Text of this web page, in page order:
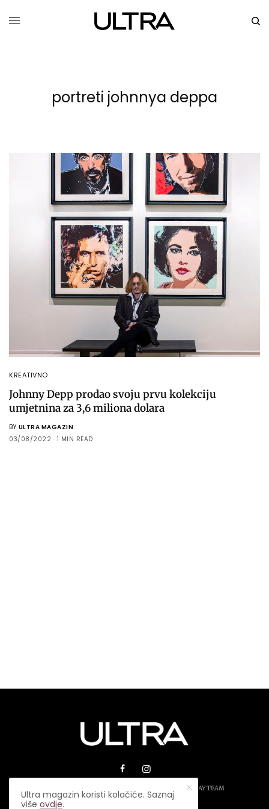
portreti johnnya deppa
KREATIVNO
Johnny Depp prodao svoju prvu kolekciju
umjetnina za 3,6 miliona dolara
BY ULTRA MAGAZIN
03/08/2022
1 MIN READ
© 2026 ULTRA MAGAZIN. SVA PRAVA ZADRŽANA.PLAY TEAM
Ultra magazin koristi kolačiće. Saznaj
višeovdje.